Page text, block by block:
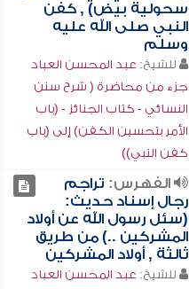
سحولية بيض) , كفن
النبي صلى الله عليه
وسلم
للشيخ: عبد المحسن العباد
جزء من محاضرة ( شرح سنن
النسائي - كتاب الجنائز - (باب
الأمر بتحسين الكفن) إلى (باب
كفن النبي))
الفهرس: تراجم
رجال إسناد حديث:
(سئل رسول الله عن أولاد
المشركين ..) من طريق
ثالثة , أولاد المشركين
للشيخ: عبد المحسن العباد